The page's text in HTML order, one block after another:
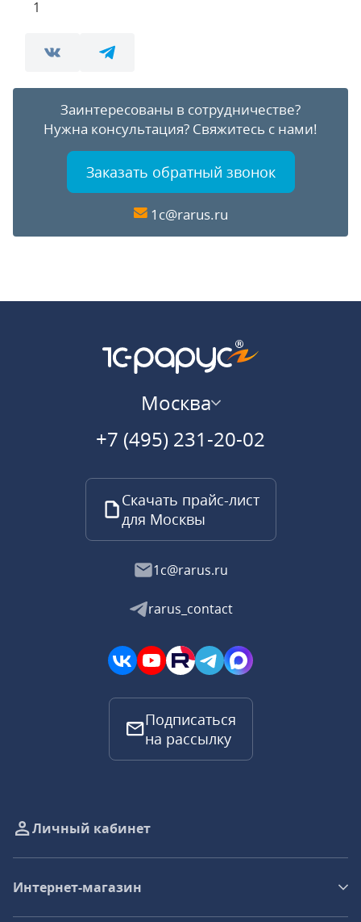
1
Заинтересованы в сотрудничестве?
Нужна консультация? Свяжитесь с нами!
Заказать обратный звонок
1c@rarus.ru
Москва
+7 (495) 231-20-02
Скачать прайс-лист
для Москвы
1c@rarus.ru
rarus_contact
Подписаться
на рассылку
Личный кабинет
Интернет-магазин